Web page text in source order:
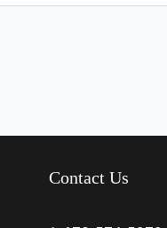
Contact Us